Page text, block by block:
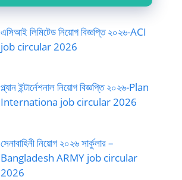
এসিআই লিমিটেড নিয়োগ বিজ্ঞপ্তি ২০২৬-ACI
job circular 2026
প্ল্যান ইন্টার্নেশনাল নিয়োগ বিজ্ঞপ্তি ২০২৬-Plan
Internationa job circular 2026
সেনাবাহিনী নিয়োগ ২০২৬ সার্কুলার –
Bangladesh ARMY job circular
2026